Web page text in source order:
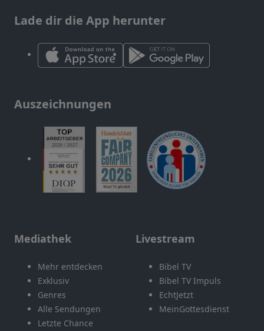
Lade dir die App herunter
Auszeichnungen
Mediathek
Mehr entdecken
Exklusiv
Genres
Alle Sendungen
Letzte Chance
Livestream
Bibel TV
Bibel TV Impuls
EchtJetzt
MeinGottesdienst